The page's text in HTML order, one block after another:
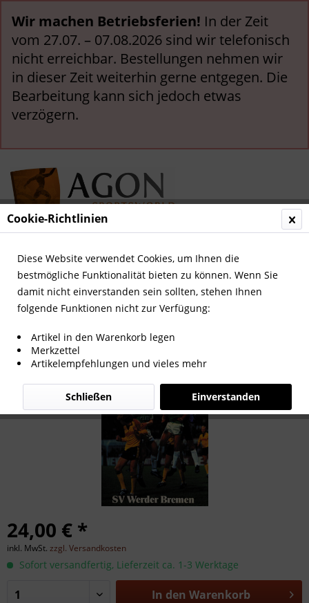
Wir machen Betriebsferien! In der Zeit
vom 27.07. – 07.08.2026 sind wir telefonisch
nicht erreichbar. Bestellungen nehmen wir
in dieser Zeit weiterhin gerne entgegen. Die
Bearbeitung kann sich jedoch etwas
verzögern.
Menü
Übersicht Bremen, Werder
24,00 € *
inkl. MwSt. zzgl. Versandkosten
Sofort versandfertig, Lieferzeit ca. 1-3 Werktage
In den Warenkorb
Cookie-Richtlinien
Diese Website verwendet Cookies, um Ihnen die
bestmögliche Funktionalität bieten zu können. Wenn Sie
damit nicht einverstanden sein sollten, stehen Ihnen
folgende Funktionen nicht zur Verfügung:
Artikel in den Warenkorb legen
Merkzettel
Artikelempfehlungen und vieles mehr
Einverstanden
Schließen